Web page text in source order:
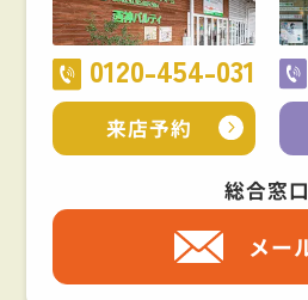
0120-454-031
来店予約
総合窓口
メー